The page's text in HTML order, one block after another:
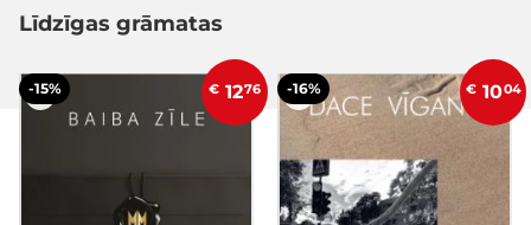
Līdzīgas grāmatas
-15% € 1276 -16% € 1004